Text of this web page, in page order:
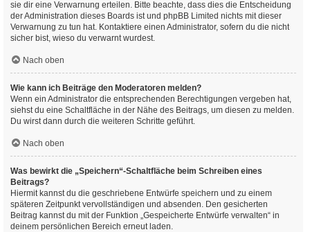
sie dir eine Verwarnung erteilen. Bitte beachte, dass dies die Entscheidung
der Administration dieses Boards ist und phpBB Limited nichts mit dieser
Verwarnung zu tun hat. Kontaktiere einen Administrator, sofern du die nicht
sicher bist, wieso du verwarnt wurdest.
Nach oben
Wie kann ich Beiträge den Moderatoren melden?
Wenn ein Administrator die entsprechenden Berechtigungen vergeben hat,
siehst du eine Schaltfläche in der Nähe des Beitrags, um diesen zu melden.
Du wirst dann durch die weiteren Schritte geführt.
Nach oben
Was bewirkt die „Speichern“-Schaltfläche beim Schreiben eines
Beitrags?
Hiermit kannst du die geschriebene Entwürfe speichern und zu einem
späteren Zeitpunkt vervollständigen und absenden. Den gesicherten
Beitrag kannst du mit der Funktion „Gespeicherte Entwürfe verwalten“ in
deinem persönlichen Bereich erneut laden.